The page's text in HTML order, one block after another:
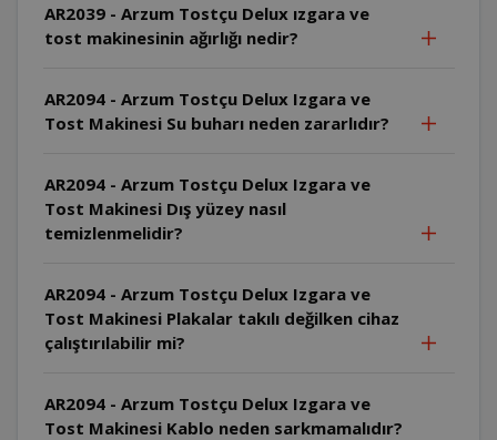
AR2039 - Arzum Tostçu Delux ızgara ve
tost makinesinin ağırlığı nedir?
AR2094 - Arzum Tostçu Delux Izgara ve
Tost Makinesi Su buharı neden zararlıdır?
AR2094 - Arzum Tostçu Delux Izgara ve
Tost Makinesi Dış yüzey nasıl
temizlenmelidir?
AR2094 - Arzum Tostçu Delux Izgara ve
Tost Makinesi Plakalar takılı değilken cihaz
çalıştırılabilir mi?
AR2094 - Arzum Tostçu Delux Izgara ve
Tost Makinesi Kablo neden sarkmamalıdır?